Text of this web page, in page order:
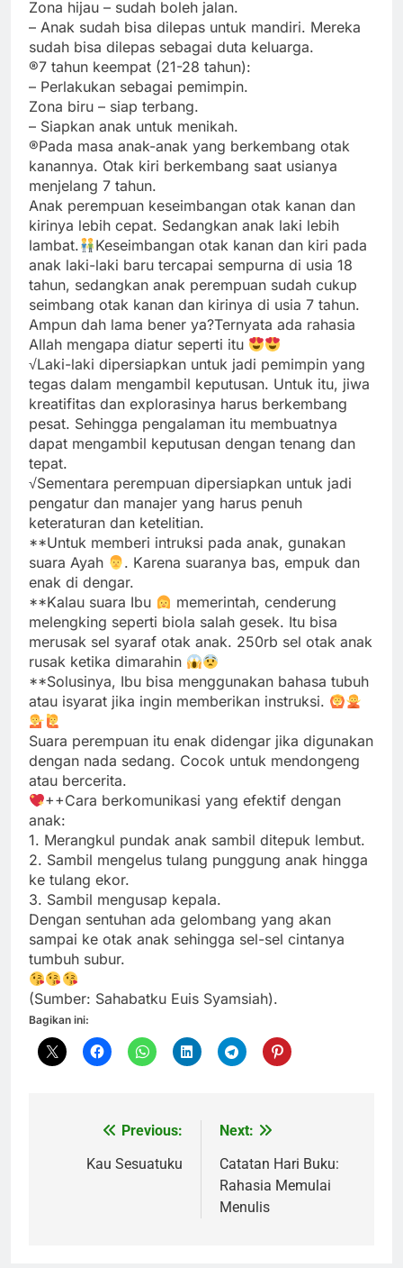
Zona hijau – sudah boleh jalan.
– Anak sudah bisa dilepas untuk mandiri. Mereka
sudah bisa dilepas sebagai duta keluarga.
®7 tahun keempat (21-28 tahun):
– Perlakukan sebagai pemimpin.
Zona biru – siap terbang.
– Siapkan anak untuk menikah.
®Pada masa anak-anak yang berkembang otak
kanannya. Otak kiri berkembang saat usianya
menjelang 7 tahun.
Anak perempuan keseimbangan otak kanan dan
kirinya lebih cepat. Sedangkan anak laki lebih
lambat.
Keseimbangan otak kanan dan kiri pada
anak laki-laki baru tercapai sempurna di usia 18
tahun, sedangkan anak perempuan sudah cukup
seimbang otak kanan dan kirinya di usia 7 tahun.
Ampun dah lama bener ya?Ternyata ada rahasia
Allah mengapa diatur seperti itu
√Laki-laki dipersiapkan untuk jadi pemimpin yang
tegas dalam mengambil keputusan. Untuk itu, jiwa
kreatifitas dan explorasinya harus berkembang
pesat. Sehingga pengalaman itu membuatnya
dapat mengambil keputusan dengan tenang dan
tepat.
√Sementara perempuan dipersiapkan untuk jadi
pengatur dan manajer yang harus penuh
keteraturan dan ketelitian.
**Untuk memberi intruksi pada anak, gunakan
suara Ayah
. Karena suaranya bas, empuk dan
enak di dengar.
**Kalau suara Ibu
memerintah, cenderung
melengking seperti biola salah gesek. Itu bisa
merusak sel syaraf otak anak. 250rb sel otak anak
rusak ketika dimarahin
**Solusinya, Ibu bisa menggunakan bahasa tubuh
atau isyarat jika ingin memberikan instruksi.
Suara perempuan itu enak didengar jika digunakan
dengan nada sedang. Cocok untuk mendongeng
atau bercerita.
++Cara berkomunikasi yang efektif dengan
anak:
1. Merangkul pundak anak sambil ditepuk lembut.
2. Sambil mengelus tulang punggung anak hingga
ke tulang ekor.
3. Sambil mengusap kepala.
Dengan sentuhan ada gelombang yang akan
sampai ke otak anak sehingga sel-sel cintanya
tumbuh subur.
(Sumber: Sahabatku Euis Syamsiah).
Bagikan ini:
NavigasiPrevious:
Kau Sesuatuku
Next:
Catatan Hari Buku:
Rahasia Memulai
Menulis